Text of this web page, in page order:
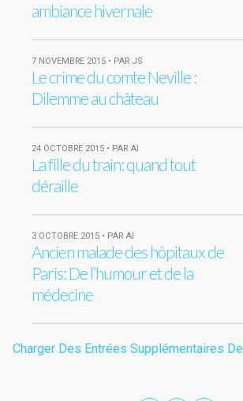
ambiance hivernale
7 NOVEMBRE 2015 • PAR JS
Le crime du comte Neville :
Dilemme au château
24 OCTOBRE 2015 • PAR AI
La fille du train: quand tout
déraille
3 OCTOBRE 2015 • PAR AI
Ancien malade des hôpitaux de
Paris: De l’humour et de la
médecine
Charger Des Entrées Supplémentaires